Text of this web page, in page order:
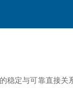
稳定与可靠直接关